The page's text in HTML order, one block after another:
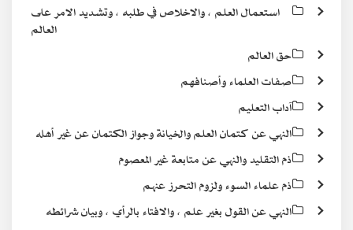
استعمال العلم ، والاخلاص في طلبه ، وتشديد الامر على
العالم
حق العالم
صفات العلماء وأصنافهم
آداب التعليم
النهي عن كتمان العلم والخيانة وجواز الكتمان عن غير أهله
ذم التقليد والنهي عن متابعة غير المعصوم
ذم علماء السوء ولزوم التحرز عنهم
النهي عن القول بغير علم ، والافتاء بالرأي ، وبيان شرائطه